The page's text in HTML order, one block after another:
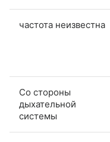
частота неизвестна
Со стороны
дыхательной
системы